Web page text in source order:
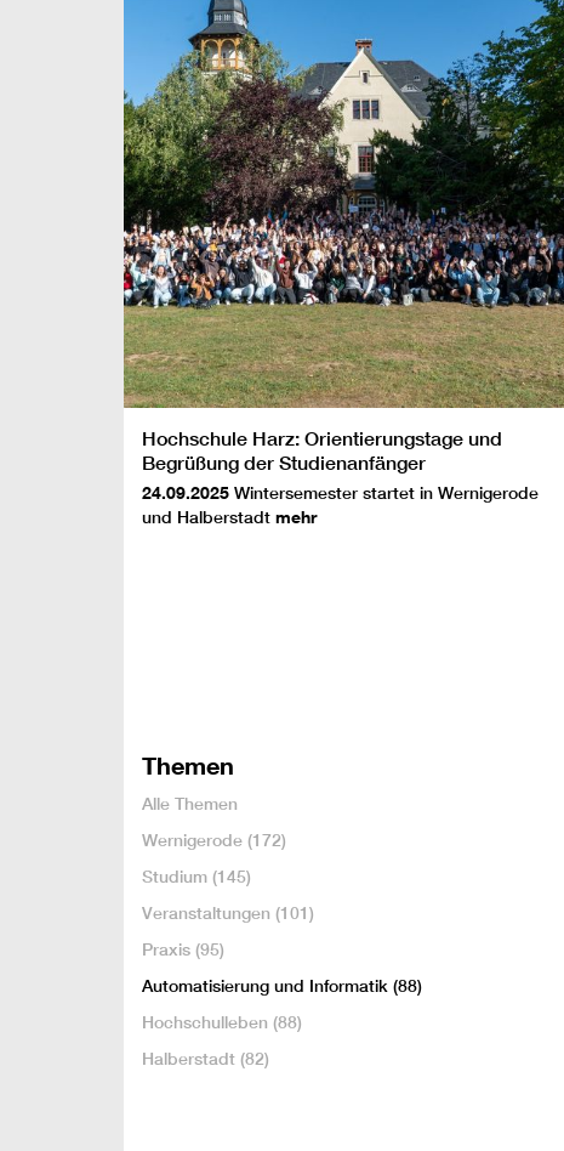
Hochschule Harz: Orientierungstage und
Begrüßung der Studienanfänger
24.09.2025 Wintersemester startet in Wernigerode
und Halberstadt mehr
Themen
Alle Themen
Wernigerode (172)
Studium (145)
Veranstaltungen (101)
Praxis (95)
Automatisierung und Informatik (88)
Hochschulleben (88)
Halberstadt (82)